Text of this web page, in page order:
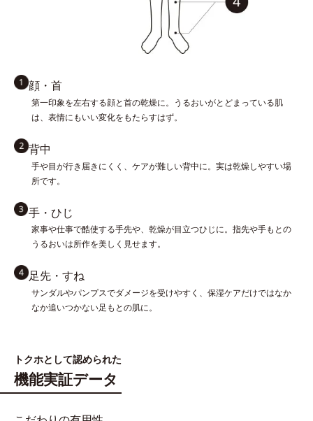
顔・首
第一印象を左右する顔と首の乾燥に。うるおいがとどまっている肌
は、表情にもいい変化をもたらすはず。
背中
手や目が行き届きにくく、ケアが難しい背中に。実は乾燥しやすい場
所です。
手・ひじ
家事や仕事で酷使する手先や、乾燥が目立つひじに。指先や手もとの
うるおいは所作を美しく見せます。
足先・すね
サンダルやパンプスでダメージを受けやすく、保湿ケアだけではなか
なか追いつかない足もとの肌に。
トクホとして認められた
機能実証データ